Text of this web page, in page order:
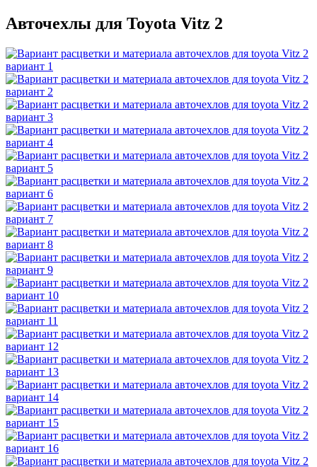
Авточехлы для Toyota Vitz 2